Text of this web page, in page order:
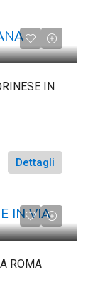
IN
Dettagli
ROMA